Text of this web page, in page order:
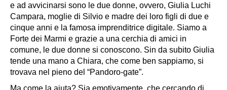
e ad avvicinarsi sono le due donne, ovvero, Giulia Luchi
Campara, moglie di Silvio e madre dei loro figli di due e
cinque anni e la famosa imprenditrice digitale. Siamo a
Forte dei Marmi e grazie a una cerchia di amici in
comune, le due donne si conoscono. Sin da subito Giulia
tende una mano a Chiara, che come ben sappiamo, si
trovava nel pieno del “Pandoro-gate”.
Ma come la aiuta? Sia emotivamente, che cercando di